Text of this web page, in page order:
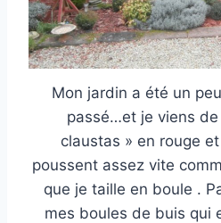
Mon jardin a été un
passé…et je viens
claustas » en rouge
poussent assez vite
que je taille en boule .
mes boules de buis qui